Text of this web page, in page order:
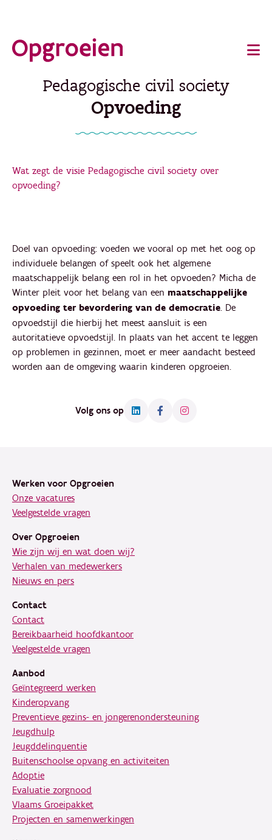
direct
hoofdinhoud
Main
navigation
Pedagogische civil society
Opvoeding
Wat zegt de visie Pedagogische civil society over
opvoeding?
Doel van opvoeding: voeden we vooral op met het oog op
individuele belangen of speelt ook het algemene
maatschappelijk belang een rol in het opvoeden? Micha de
Winter pleit voor het belang van een maatschappelijke
opvoeding ter bevordering van de democratie. De
opvoedstijl die hierbij het meest aansluit is een
autoritatieve opvoedstijl. In plaats van het accent te leggen
op problemen in gezinnen, moet er meer aandacht besteed
worden aan de omgeving waarin kinderen opgroeien.
Volg ons op
Werken voor Opgroeien
Onze vacatures
Veelgestelde vragen
Over Opgroeien
Wie zijn wij en wat doen wij?
Verhalen van medewerkers
Nieuws en pers
Contact
Contact
Bereikbaarheid hoofdkantoor
Veelgestelde vragen
Aanbod
Geïntegreerd werken
Kinderopvang
Preventieve gezins- en jongerenondersteuning
Jeugdhulp
Jeugddelinquentie
Buitenschoolse opvang en activiteiten
Adoptie
Evaluatie zorgnood
Vlaams Groeipakket
Projecten en samenwerkingen